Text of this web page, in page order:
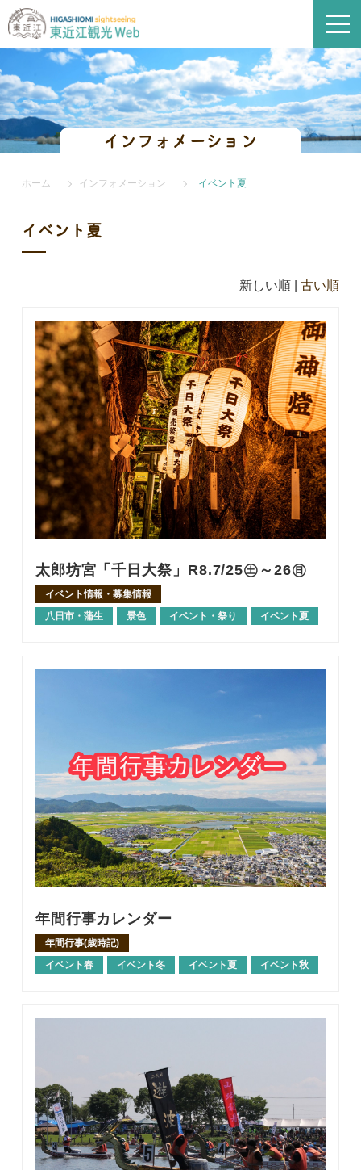
インフォメーション
ホーム インフォメーション イベント夏
イベント夏
新しい順 |古い順
太郎坊宮「千日大祭」R8.7/25㊏～26㊐
イベント情報・募集情報
八日市・蒲生
景色 イベント・祭り イベント夏
年間行事カレンダー
年間行事(歳時記)
イベント春
イベント冬 イベント夏 イベント秋